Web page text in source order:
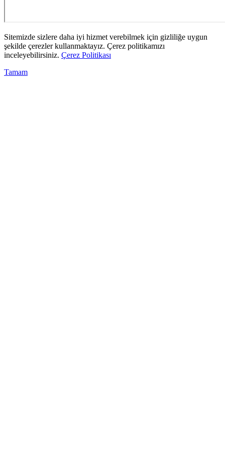
Sitemizde sizlere daha iyi hizmet verebilmek için gizliliğe uygun
şekilde çerezler kullanmaktayız. Çerez politikamızı
inceleyebilirsiniz. Çerez Politikası
Tamam